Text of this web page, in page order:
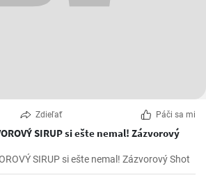
Zdieľať Páči sa mi
SIRUP si ešte nemal! Zázvorový
Takýto DOMÁCI ZÁZVOROVÝ SIRUP si ešte nemal! Zázvorový Shot